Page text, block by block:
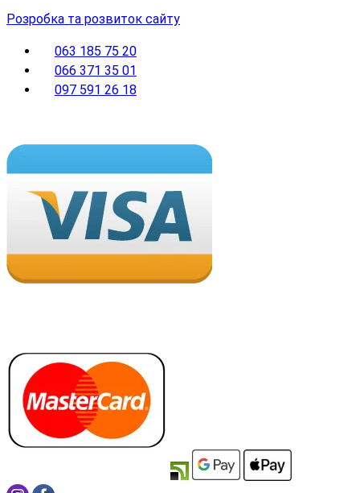
Розробка та розвиток сайту
063 185 75 20
066 371 35 01
097 591 26 18